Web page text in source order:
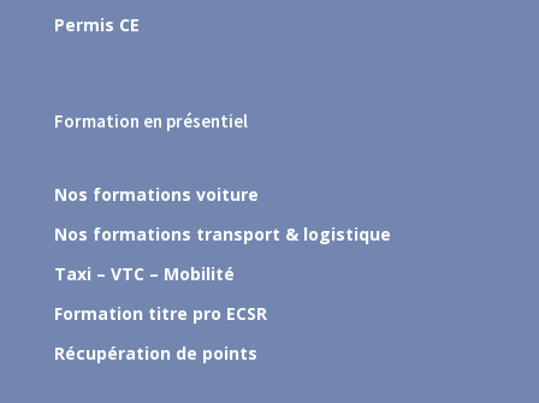
Permis CE
Formation en présentiel
Nos formations voiture
Nos formations transport & logistique
Taxi – VTC – Mobilité
Formation titre pro ECSR
Récupération de points